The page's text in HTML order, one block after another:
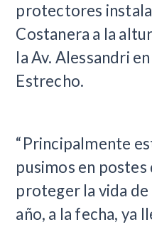
protectores
Costanera a la
la Av. Alessandri
Estrecho.
“Principalmente
pusimos en
proteger la vida de
año, a la fecha, ya